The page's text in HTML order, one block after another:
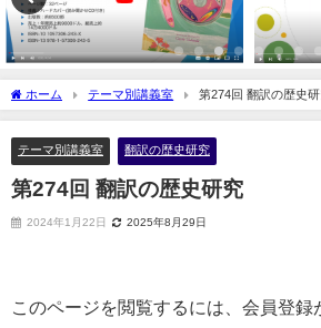
ホーム テーマ別講義室 第274回 翻訳の歴史
テーマ別講義室 翻訳の歴史研究
第274回 翻訳の歴史研究
2024年1月22日 2025年8月29日
このページを閲覧するには、会員登録